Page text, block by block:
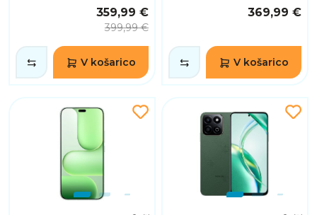
359,99 €
399,99 €
V košarico
369,99 €
V košarico